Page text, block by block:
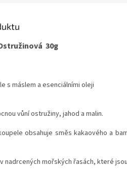
30g
s máslem a esenciálními oleji
vůní ostružiny, jahod a malin.
obsahuje směs kakaového a
nadrcených mořských řasách, které